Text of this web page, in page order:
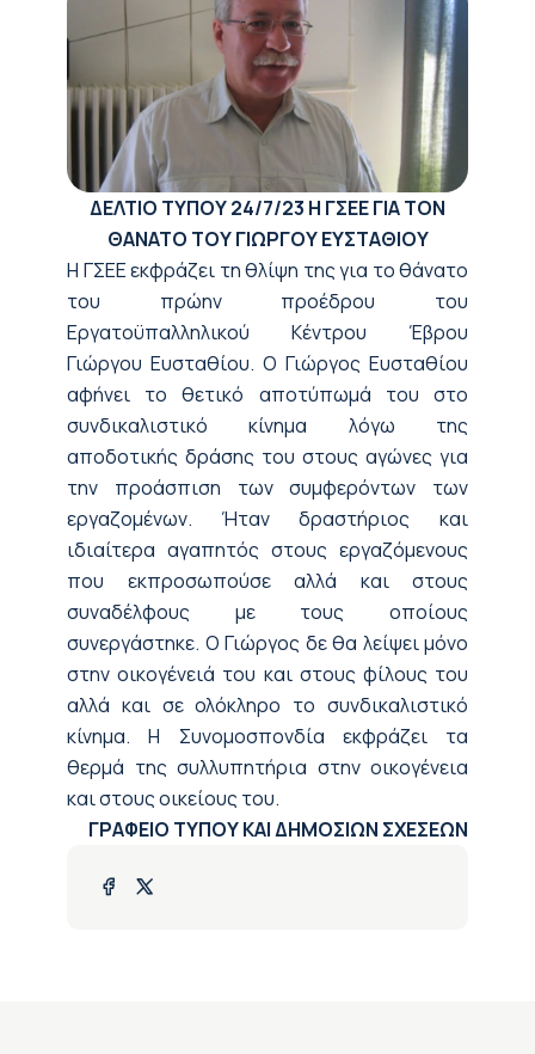
ΔΕΛΤΙΟ ΤΥΠΟΥ24/7/23 Η ΓΣΕΕ ΓΙΑ ΤΟΝ
ΘΑΝΑΤΟ ΤΟΥ ΓΙΩΡΓΟΥ ΕΥΣΤΑΘΙΟΥ
Η ΓΣΕΕ εκφράζει τη θλίψη της για το θάνατο
του πρώην προέδρου του
Εργατοϋπαλληλικού Κέντρου Έβρου
Γιώργου Ευσταθίου. Ο Γιώργος Ευσταθίου
αφήνει το θετικό αποτύπωμά του στο
συνδικαλιστικό κίνημα λόγω της
αποδοτικής δράσης του στους αγώνες για
την προάσπιση των συμφερόντων των
εργαζομένων. Ήταν δραστήριος και
ιδιαίτερα αγαπητός στους εργαζόμενους
που εκπροσωπούσε αλλά και στους
συναδέλφους με τους οποίους
συνεργάστηκε. Ο Γιώργος δε θα λείψει μόνο
στην οικογένειά του και στους φίλους του
αλλά και σε ολόκληρο το συνδικαλιστικό
κίνημα. Η Συνομοσπονδία εκφράζει τα
θερμά της συλλυπητήρια στην οικογένεια
και στους οικείους του.
ΓΡΑΦΕΙΟ ΤΥΠΟΥ ΚΑΙ ΔΗΜΟΣΙΩΝ ΣΧΕΣΕΩΝ